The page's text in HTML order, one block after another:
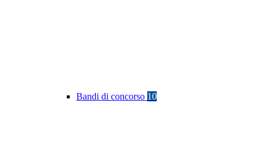
Bandi di concorso 10